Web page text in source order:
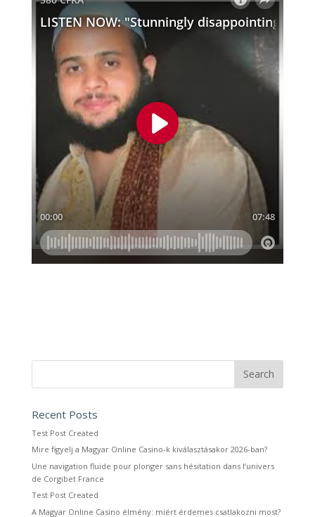
Recent Posts
Test Post Created
Mire figyelj a Magyar Online Casino-k kiválasztásakor 2026-ban?
Une navigation fluide pour plonger sans hésitation dans l’univers
de Corgibet France
Test Post Created
A Magyar Online Casino élmény: miért érdemes csatlakozni most?